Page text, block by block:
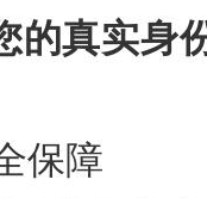
的真实身
保障